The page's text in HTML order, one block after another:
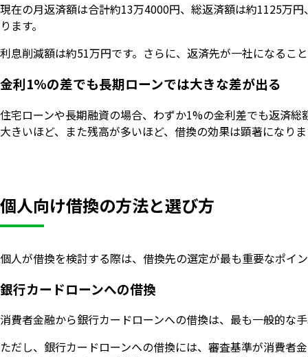
現在の月返済額は合計約13万4000円、総返済額は約1125万
ります。
利息削減額は約51万円です。さらに、返済先が一社になるこ
金利1%の差でも長期ローンでは大きな差が出る
住宅ローンや長期融資の場合、わずか1%の金利差でも返済
大きいほど、また残高が多いほど、借換の効果は顕著になり
個人向け借換の方法と選び方
個人が借換を検討する際は、借換先の選定が最も重要なポイ
銀行カードローンへの借換
消費者金融から銀行カードローンへの借換は、最も一般的な
ただし、銀行カードローンへの借換には、審査基準が消費者